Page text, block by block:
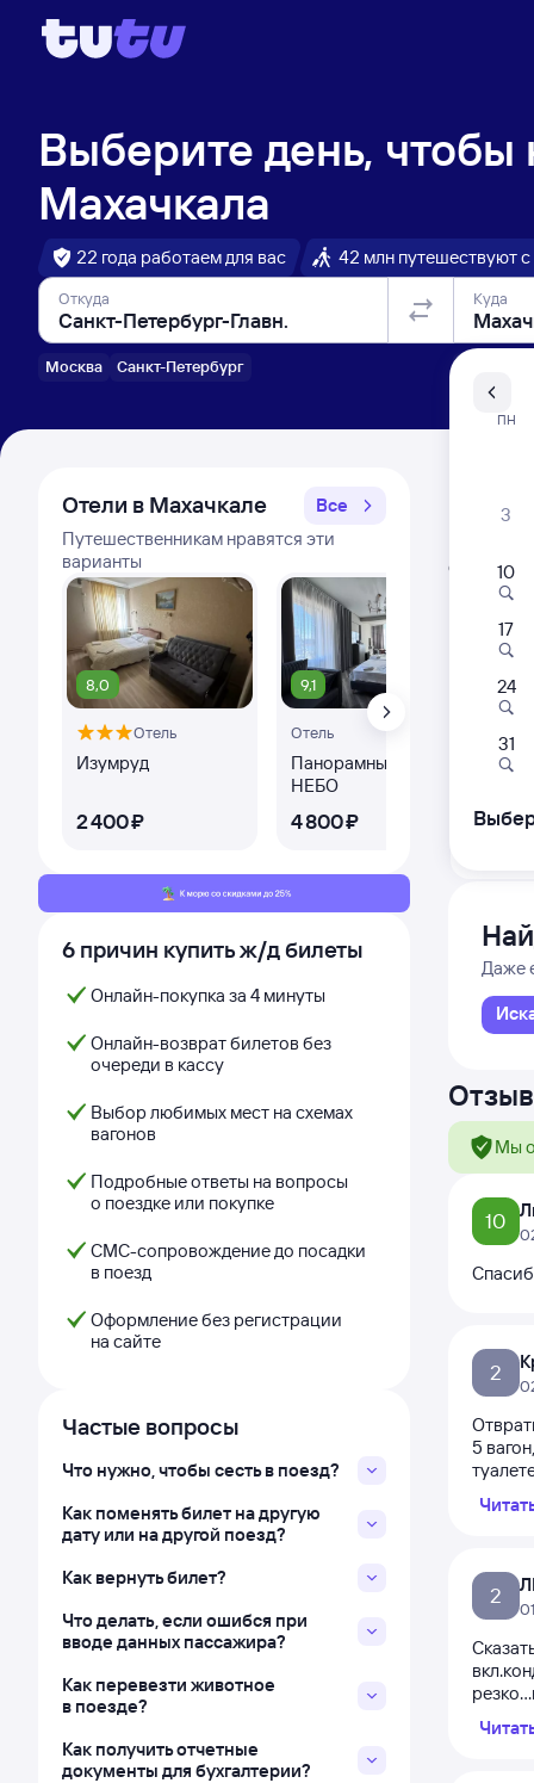
Выберите день, чтобы
Махачкала
22 года работаем для вас 42 млн путешествуют
Откуда
Москва Санкт-Петербург
Куда
Отели в Махачкале
Все
Путешественникам нравятся эти
варианты
8,0
Отель
Изумруд
2 ⁠400 ⁠₽
9,1
Отель
Панорамный отель
НЕБО
4 ⁠800 ⁠₽
9,1
4
6 причин купить ж/д билеты
Онлайн-покупка за 4 минуты
Онлайн-возврат билетов без
очереди в кассу
Выбор любимых мест на схемах
вагонов
Подробные ответы на вопросы
о поездке или покупке
СМС-сопровождение до посадки
в поезд
Оформление без регистрации
на сайте
Частые вопросы
Что нужно, чтобы сесть в поезд?
Как поменять билет на другую
дату или на другой поезд?
Как вернуть билет?
Что делать, если ошибся при
вводе данных пассажира?
Как перевезти животное
в поезде?
Как получить отчетные
документы для бухгалтерии?
Открыта
135А
Санкт-
Санкт-
18:29
Дни
Даже
Мы
10
2
5
2
ПН
3
10
17
24
31